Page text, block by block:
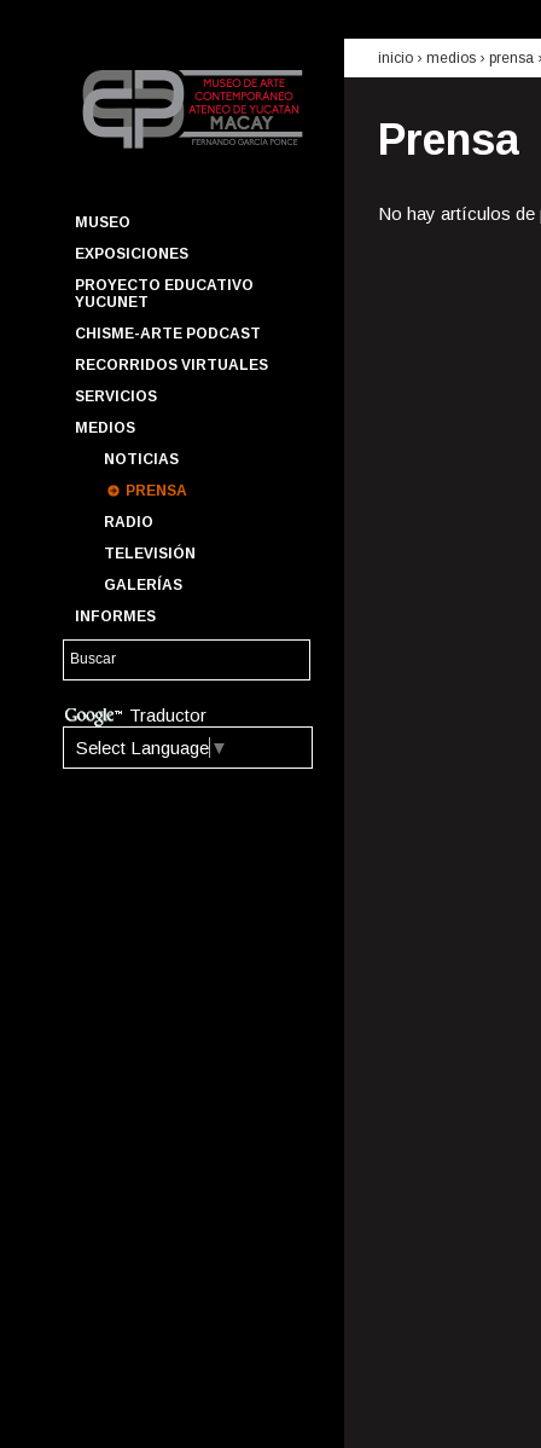
MUSEO
EXPOSICIONES
PROYECTO EDUCATIVO
YUCUNET
CHISME-ARTE PODCAST
RECORRIDOS VIRTUALES
SERVICIOS
MEDIOS
NOTICIAS
PRENSA
RADIO
TELEVISIÓN
GALERÍAS
INFORMES
Traductor
Select Language ▼
inicio › medios › prensa
Prensa
No hay artículos de